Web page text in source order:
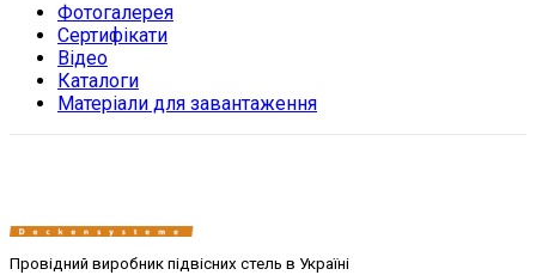
Фотогалерея
Сертифікати
Відео
Каталоги
Матеріали для завантаження
Провідний виробник підвісних стель в Україні